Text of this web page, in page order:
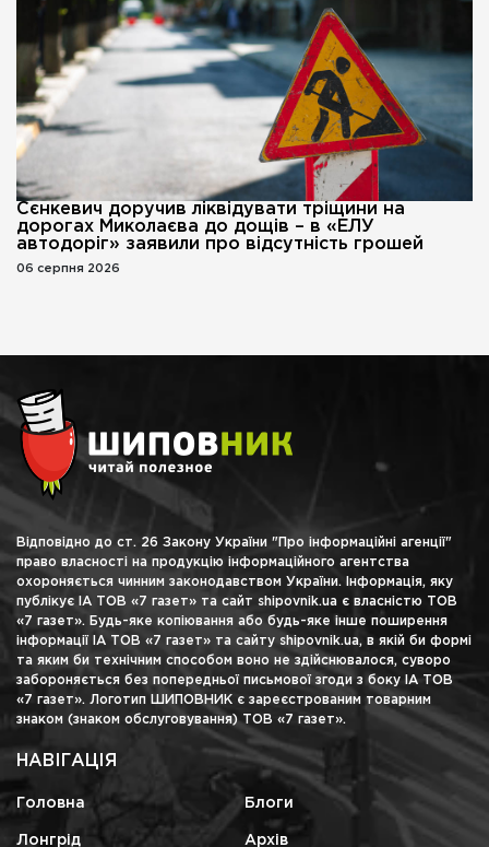
Сєнкевич доручив ліквідувати тріщини на
дорогах Миколаєва до дощів – в «ЕЛУ
автодоріг» заявили про відсутність грошей
06 серпня 2026
Відповідно до ст. 26 Закону України "Про інформаційні агенції"
право власності на продукцію інформаційного агентства
охороняється чинним законодавством України. Інформація, яку
публікує ІА ТОВ «7 газет» та сайт shipovnik.ua є власністю ТОВ
«7 газет». Будь-яке копіювання або будь-яке інше поширення
інформації ІА ТОВ «7 газет» та сайту shipovnik.ua, в якій би формі
та яким би технічним способом воно не здійснювалося, суворо
забороняється без попередньої письмової згоди з боку ІА ТОВ
«7 газет». Логотип ШИПОВНИК є зареєстрованим товарним
знаком (знаком обслуговування) ТОВ «7 газет».
НАВІГАЦІЯ
Головна Блоги
Лонгрід Архів